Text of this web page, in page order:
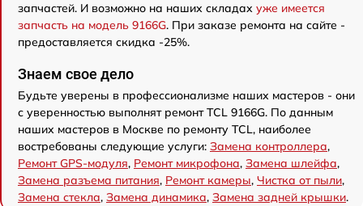
запчастей. И возможно на наших складах уже имеется
запчасть на модель 9166G. При заказе ремонта на сайте -
предоставляется скидка -25%.
Знаем свое дело
Будьте уверены в профессионализме наших мастеров - они
с уверенностью выполнят ремонт TCL 9166G. По данным
наших мастеров в Москве по ремонту TCL, наиболее
востребованы следующие услуги: Замена контроллера,
Ремонт GPS-модуля, Ремонт микрофона, Замена шлейфа,
Замена разъема питания, Ремонт камеры, Чистка от пыли,
Замена стекла, Замена динамика, Замена задней крышки.